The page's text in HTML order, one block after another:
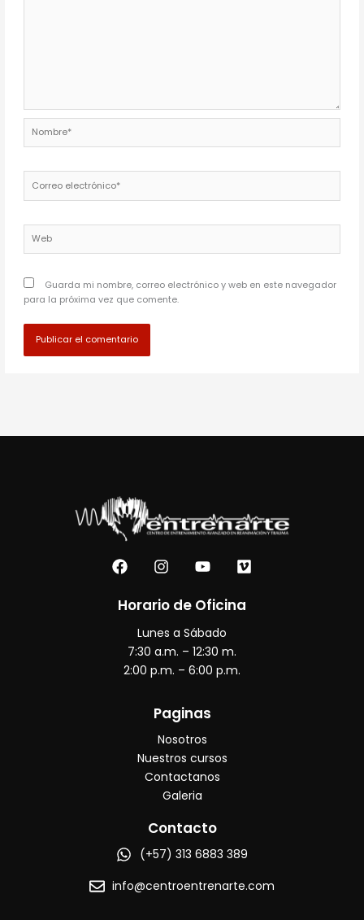
electrónico*
Guarda mi nombre, correo electrónico y web en este navegador
para la próxima vez que comente.
F
a
e
o
k
I
n
t
g
r
a
Y
o
t
b
e
V
i
e
Horario de Oficina
Lunes a Sábado
7:30 a.m. – 12:30 m.
2:00 p.m. – 6:00 p.m.
Paginas
Nosotros
Nuestros cursos
Contactanos
Galeria
Contacto
(+57) 313 6883 389
info@centroentrenarte.com